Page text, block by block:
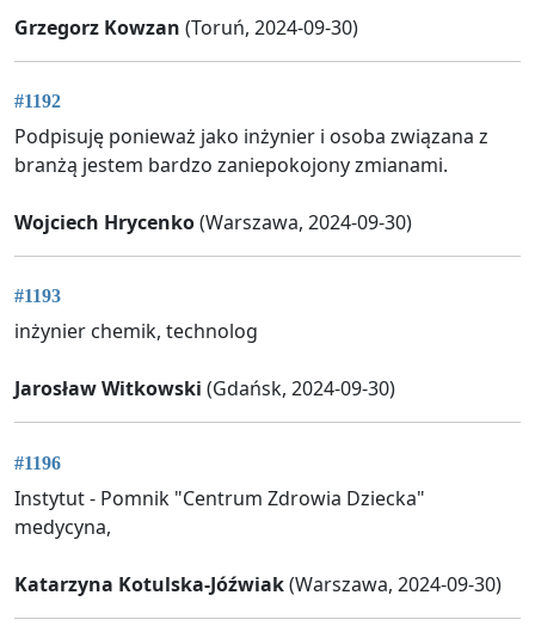
Grzegorz Kowzan (Toruń, 2024-09-30)
#1192
Podpisuję ponieważ jako inżynier i osoba związana z
branżą jestem bardzo zaniepokojony zmianami.
Wojciech Hrycenko(Warszawa, 2024-09-30)
#1193
inżynier chemik, technolog
Jarosław Witkowski (Gdańsk, 2024-09-30)
#1196
Instytut - Pomnik "Centrum Zdrowia Dziecka"
medycyna,
Katarzyna Kotulska-Jóźwiak(Warszawa, 2024-09-30)